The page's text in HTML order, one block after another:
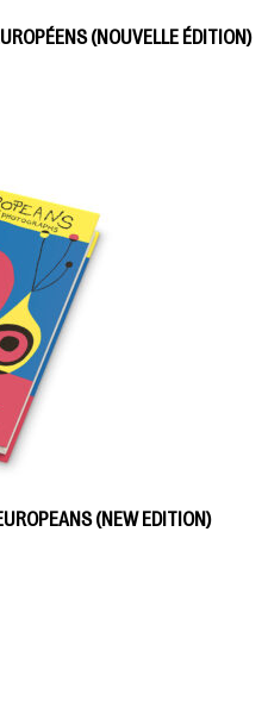
(NOUVELLE ÉDITION)
(NEW EDITION)